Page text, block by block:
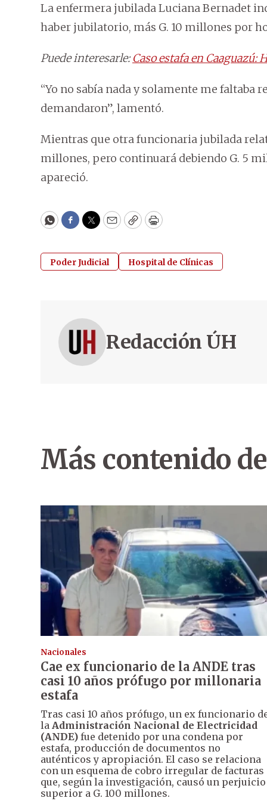
La enfermera jubilada Luciana Bernadet
haber jubilatorio, más G. 10 millones por
Puede interesarle:Caso estafa en Caaguazú:
“Yo no sabía nada y solamente me
demandaron”, lamentó.
Mientras que otra funcionaria jubilada
millones, pero continuará debiendo G. 5
apareció.
WhatsApp
Facebook
Twitter
EmailCopyPrint
Poder Judicial Hospital de Clínicas
Redacción ÚH
Más contenido
Nacionales
Cae ex funcionario de la ANDE tras
casi 10 años prófugo por millonaria
estafa
Tras casi 10 años prófugo, un ex funcionario
la Administración Nacional de Electricidad
(ANDE) fue detenido por una condena por
estafa, producción de documentos no
auténticos y apropiación. El caso se relaciona
con un esquema de cobro irregular de facturas
que, según la investigación, causó un perjuicio
superior a G. 100 millones.